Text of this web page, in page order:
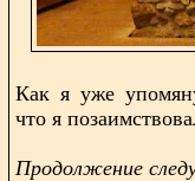
Как я уже
что я
Продолжение